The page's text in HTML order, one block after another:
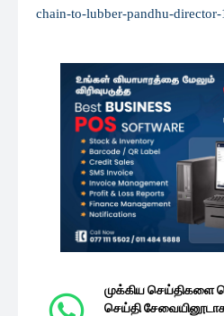
chain-to-lubber-pandhu-
முக்கிய செய்திகளை
செய்தி